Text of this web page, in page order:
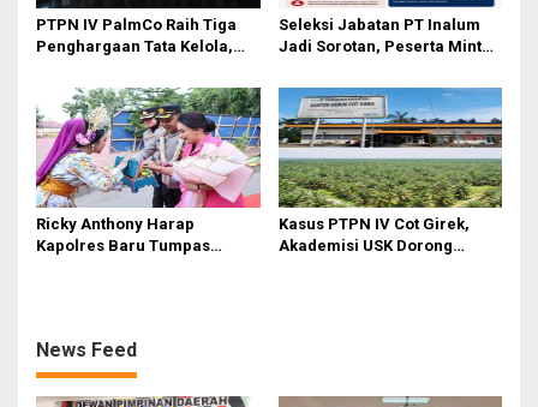
PTPN IV PalmCo Raih Tiga
Penghargaan Tata Kelola,
dan Efisiensi
Seleksi Jabatan PT Inalum
Jadi Sorotan, Peserta Minta
Assessment
Ricky Anthony Harap
Kapolres Baru Tumpas
Kasus PTPN IV Cot Girek,
Akademisi USK Dorong
News Feed